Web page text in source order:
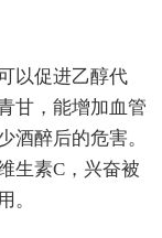
以促进乙醇代
甘，能增加血管
酒醉后的危害。
生素C，兴奋被
。